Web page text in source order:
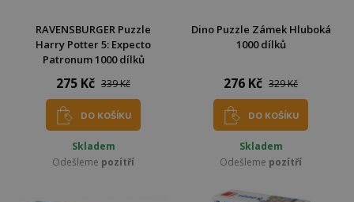
RAVENSBURGER Puzzle
Harry Potter 5: Expecto
Patronum 1000 dílků
275 Kč 339 Kč
DO KOŠÍKU
Skladem
Odešleme pozítří
Dino Puzzle Zámek Hluboká
1000 dílků
276 Kč 329 Kč
DO KOŠÍKU
Skladem
Odešleme pozítří